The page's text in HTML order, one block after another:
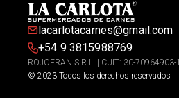
lacarlotacarnes@gmail.com
+54 9 3815988769
ROJOFRAN S.R.L. | CUIT: 30-70964903-1
© 2023 Todos los derechos reservados